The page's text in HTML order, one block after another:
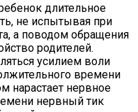
длительное
не испытывая при
а поводом обращения
родителей.
усилием воли
времени
нарастает нервное
нервный тик